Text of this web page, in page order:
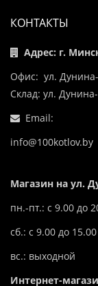
КОНТАКТЫ
Адрес: г.
Офис: ул.
Склад: ул.
Email:
info@100kotlov.by
Магазин на ул.
пн.-пт.: с 9.00 до
сб.: с 9.00 до 15.00
вс.: выходной
Интернет-